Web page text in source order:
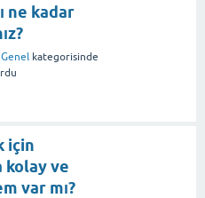
ne kadar
kategorisinde
için
kolay ve
var mı?